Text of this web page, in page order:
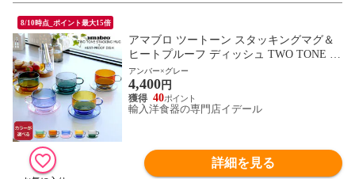
8/10時点_ポイント最大15倍
アマブロ ツートーン スタッキングマグ＆
ヒートプルーフ ディッシュ TWO TONE ST
ACKING MUG HEAT-PROOF DISH amabro
カップ＆ソーサー マグカップ プレート ギ
フト 結婚祝い プレゼント 贈り物 【食器
カトラリー】【ギフト】
アンバー×グレー
4,400円
40
輸入洋食器の専門店イデール
詳細を見る